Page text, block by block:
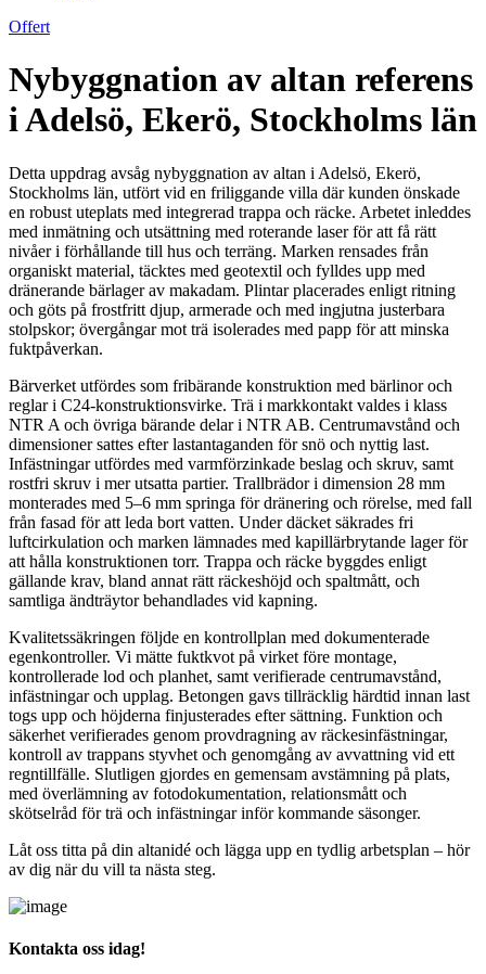
Offert
Nybyggnation av altan referens
i Adelsö, Ekerö, Stockholms län
Detta uppdrag avsåg nybyggnation av altan i Adelsö, Ekerö,
Stockholms län, utfört vid en friliggande villa där kunden önskade
en robust uteplats med integrerad trappa och räcke. Arbetet inleddes
med inmätning och utsättning med roterande laser för att få rätt
nivåer i förhållande till hus och terräng. Marken rensades från
organiskt material, täcktes med geotextil och fylldes upp med
dränerande bärlager av makadam. Plintar placerades enligt ritning
och göts på frostfritt djup, armerade och med ingjutna justerbara
stolpskor; övergångar mot trä isolerades med papp för att minska
fuktpåverkan.
Bärverket utfördes som fribärande konstruktion med bärlinor och
reglar i C24-konstruktionsvirke. Trä i markkontakt valdes i klass
NTR A och övriga bärande delar i NTR AB. Centrumavstånd och
dimensioner sattes efter lastantaganden för snö och nyttig last.
Infästningar utfördes med varmförzinkade beslag och skruv, samt
rostfri skruv i mer utsatta partier. Trallbrädor i dimension 28 mm
monterades med 5–6 mm springa för dränering och rörelse, med fall
från fasad för att leda bort vatten. Under däcket säkrades fri
luftcirkulation och marken lämnades med kapillärbrytande lager för
att hålla konstruktionen torr. Trappa och räcke byggdes enligt
gällande krav, bland annat rätt räckeshöjd och spaltmått, och
samtliga ändträytor behandlades vid kapning.
Kvalitetssäkringen följde en kontrollplan med dokumenterade
egenkontroller. Vi mätte fuktkvot på virket före montage,
kontrollerade lod och planhet, samt verifierade centrumavstånd,
infästningar och upplag. Betongen gavs tillräcklig härdtid innan last
togs upp och höjderna finjusterades efter sättning. Funktion och
säkerhet verifierades genom provdragning av räckesinfästningar,
kontroll av trappans styvhet och genomgång av avvattning vid ett
regntillfälle. Slutligen gjordes en gemensam avstämning på plats,
med överlämning av fotodokumentation, relationsmått och
skötselråd för trä och infästningar inför kommande säsonger.
Låt oss titta på din altanidé och lägga upp en tydlig arbetsplan – hör
av dig när du vill ta nästa steg.
Kontakta oss idag!